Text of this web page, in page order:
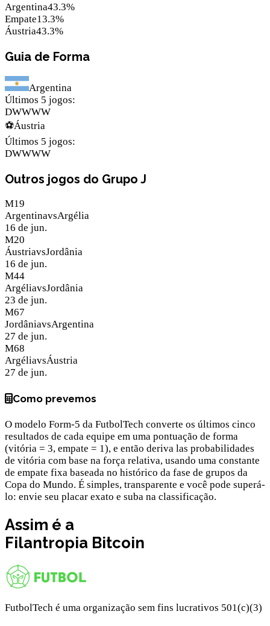
Argentina43.3%
Empate13.3%
Áustria43.3%
Guia de Forma
Argentina
Últimos 5 jogos:
DWWWW
⚽Áustria
Últimos 5 jogos:
DWWWW
Outros jogos do Grupo J
M19
ArgentinavsArgélia
16 de jun.
M20
ÁustriavsJordânia
16 de jun.
M44
ArgéliavsJordânia
23 de jun.
M67
JordâniavsArgentina
27 de jun.
M68
ArgéliavsÁustria
27 de jun.
Como prevemos
O modelo Form-5 da FutbolTech converte os últimos cinco
resultados de cada equipe em uma pontuação de forma
(vitória = 3, empate = 1), e então deriva las probabilidades
de vitória com base na força relativa, usando uma constante
de empate fixa baseada no histórico da fase de grupos da
Copa do Mundo. É simples, transparente e você pode superá-
lo: envie seu placar exato e suba na classificação.
Assim é a
Filantropia Bitcoin
FutbolTech é uma organização sem fins lucrativos 501(c)(3)